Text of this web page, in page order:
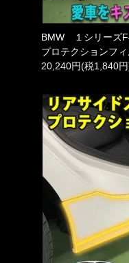
BMW １シリーズ
プロテクションフ
20,240円(税1,840